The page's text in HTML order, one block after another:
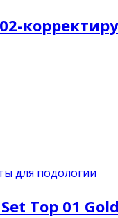
для подологии
Top 01